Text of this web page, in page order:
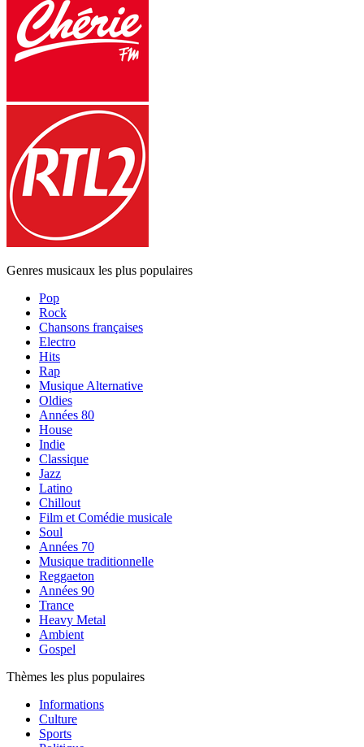
Genres musicaux les plus populaires
Pop
Rock
Chansons françaises
Electro
Hits
Rap
Musique Alternative
Oldies
Années 80
House
Indie
Classique
Jazz
Latino
Chillout
Film et Comédie musicale
Soul
Années 70
Musique traditionnelle
Reggaeton
Années 90
Trance
Heavy Metal
Ambient
Gospel
Thèmes les plus populaires
Informations
Culture
Sports